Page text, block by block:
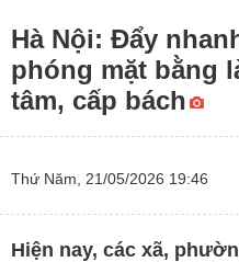
Hà Nội: Đẩy
phóng mặt bằng
tâm, cấp bách
Thứ Năm, 21/05/2026 19:46
Hiện nay, các xã,